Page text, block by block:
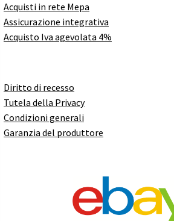
Acquisti in rete Mepa
Assicurazione integrativa
Acquisto Iva agevolata 4%
Diritto di recesso
Tutela della Privacy
Condizioni generali
Garanzia del produttore